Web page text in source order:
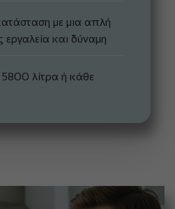
με μια απλή
εργαλεία και δύναμη
λίτρα ή κάθε